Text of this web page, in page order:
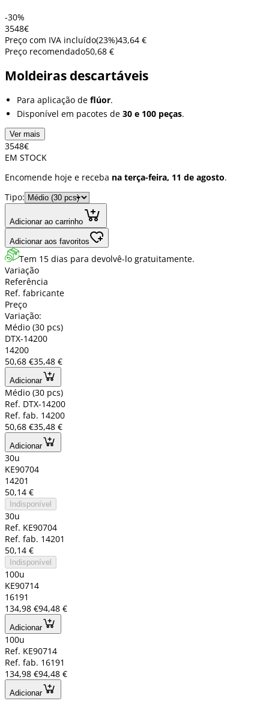
-30%
3548€
Preço com IVA incluído(23%)43,64 €
Preço recomendado50,68 €
Moldeiras descartáveis
Para aplicação de flúor.
Disponível em pacotes de 30 e 100 peças.
Ver mais
3548€
EM STOCK
Encomende hoje e receba na terça-feira, 11 de agosto.
Tipo:
Adicionar ao carrinho
Adicionar aos favoritos
Tem 15 dias para devolvê-lo gratuitamente.
Variação
Referência
Ref. fabricante
Preço
Variação:
Médio (30 pcs)
DTX-14200
14200
50,68 €35,48 €
Adicionar
Médio (30 pcs)
Ref. DTX-14200
Ref. fab. 14200
50,68 €35,48 €
Adicionar
30u
KE90704
14201
50,14 €
Indisponível
30u
Ref. KE90704
Ref. fab. 14201
50,14 €
Indisponível
100u
KE90714
16191
134,98 €94,48 €
Adicionar
100u
Ref. KE90714
Ref. fab. 16191
134,98 €94,48 €
Adicionar